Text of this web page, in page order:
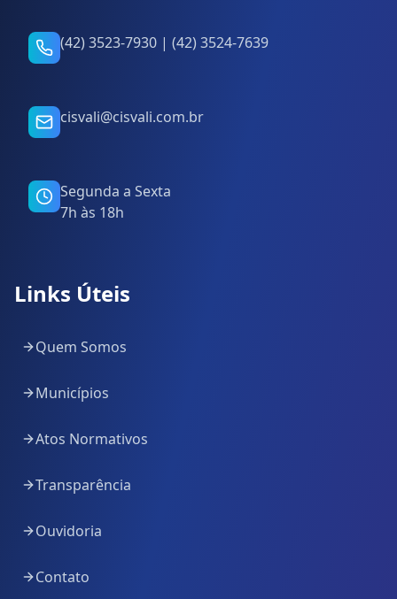
(42) 3523-7930 | (42) 3524-7639
cisvali@cisvali.com.br
Segunda a Sexta
7h às 18h
Links Úteis
Quem Somos
Municípios
Atos Normativos
Transparência
Ouvidoria
Contato